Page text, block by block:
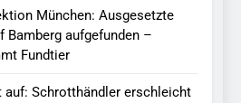
München: Ausgesetzte
Bamberg aufgefunden –
Fundtier
auf: Schrotthändler erschleicht